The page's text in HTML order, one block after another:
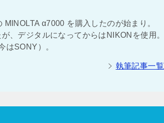
α7000 を購入したのが始まり。
、デジタルになってからはNIKONを使用。
はSONY）。
執筆記事一覧